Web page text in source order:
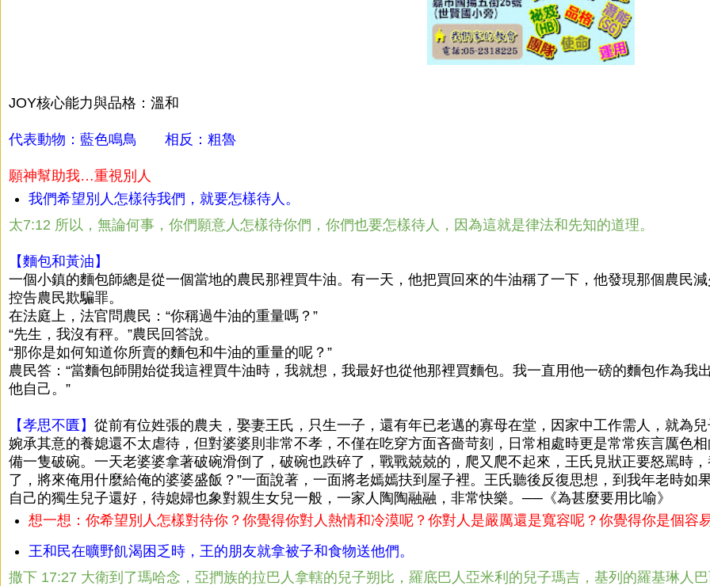
JOY核心能力與品格：溫和
代表動物：藍色鳴鳥 相反：粗魯
願神幫助我…重視別人
我們希望別人怎樣待我們，就要怎樣待人。
太7:12 所以，無論何事，你們願意人怎樣待你們，你們也要怎樣待人，因為這就是律法和先知的道理。
【麵包和黃油】
一個小鎮的麵包師總是從一個當地的農民那裡買牛油。有一天，他把買回來的牛油稱了一下，他發現那個農民
控告農民欺騙罪。
在法庭上，法官問農民：“你稱過牛油的重量嗎？”
“先生，我沒有秤。”農民回答說。
“那你是如何知道你所賣的麵包和牛油的重量的呢？”
農民答：“當麵包師開始從我這裡買牛油時，我就想，我最好也從他那裡買麵包。我一直用他一磅的麵包作為
他自己。”
【孝思不匱】 從前有位姓張的農夫，娶妻王氏，只生一子，還有年已老邁的寡母在堂，因家中工作需人，就為
婉承其意的養媳還不太虐待，但對婆婆則非常不孝，不僅在吃穿方面吝嗇苛刻，日常相處時更是常常疾言厲色
備一隻破碗。一天老婆婆拿著破碗滑倒了，破碗也跌碎了，戰戰兢兢的，爬又爬不起來，王氏見狀正要怒駡時
了，將來俺用什麼給俺的婆婆盛飯？”一面說著，一面將老嫣嫣扶到屋子裡。王氏聽後反復思想，到我年老時如
自己的獨生兒子還好，待媳婦也象對親生女兒一般，一家人陶陶融融，非常快樂。──《為甚麼要用比喻》
想一想：你希望別人怎樣對待你？你覺得你對人熱情和冷漠呢？你對人是嚴厲還是寬容呢？你覺得你是個容
王和民在曠野飢渴困乏時，王的朋友就拿被子和食物送他們。
撒下 17:27 大衛到了瑪哈念，亞捫族的拉巴人拿轄的兒子朔比，羅底巴人亞米利的兒子瑪吉，基列的羅基琳人巴